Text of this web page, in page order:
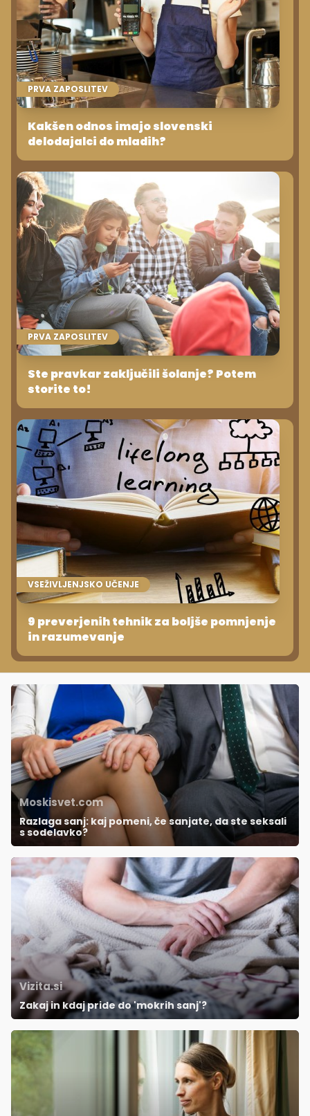
PRVA ZAPOSLITEV
Kakšen odnos imajo slovenski
delodajalci do mladih?
PRVA ZAPOSLITEV
Ste pravkar zaključili šolanje? Potem
storite to!
VSEŽIVLJENJSKO UČENJE
9 preverjenih tehnik za boljše pomnjenje
in razumevanje
Moskisvet.com
Razlaga sanj: kaj pomeni, če sanjate, da ste seksali
s sodelavko?
Vizita.si
Zakaj in kdaj pride do 'mokrih sanj'?